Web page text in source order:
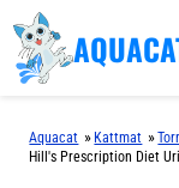
Aquacat » Kattmat »
Hill's Prescription Diet